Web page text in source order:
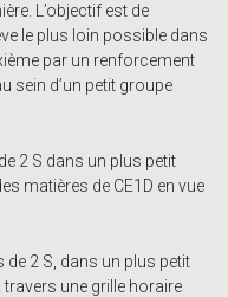
L’objectif est de
le plus loin possible dans
par un renforcement
sein d’un petit groupe
2 S dans un plus petit
matières de CE1D en vue
de 2 S, dans un plus petit
une grille horaire